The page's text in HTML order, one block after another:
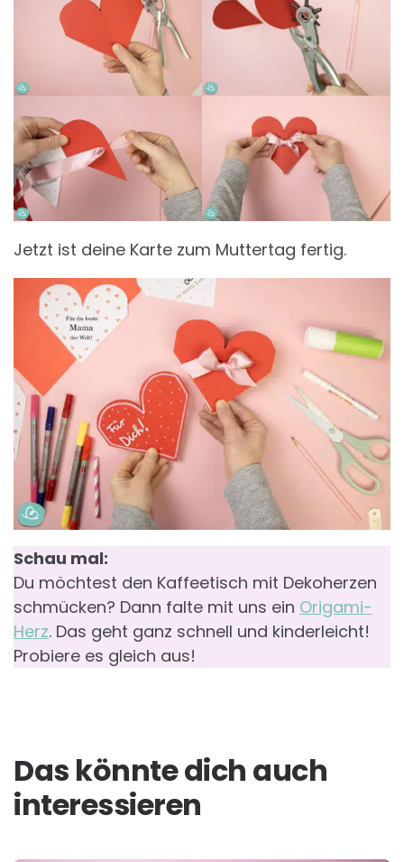
Jetzt ist deine Karte zum Muttertag fertig.
Schau mal:
Du möchtest den Kaffeetisch mit Dekoherzen
schmücken? Dann falte mit uns ein Origami-
Herz. Das geht ganz schnell und kinderleicht!
Probiere es gleich aus!
Das könnte dich auch
interessieren